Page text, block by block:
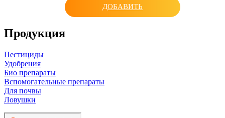
ДОБАВИТЬ
Продукция
Пестициды
Удобрения
Био препараты
Вспомогательные препараты
Для почвы
Ловушки